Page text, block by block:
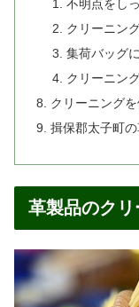
不明点をし
クリーニン
集荷バッグ
クリーニン
クリーニング
揖保郡太子町
革製品のクリ